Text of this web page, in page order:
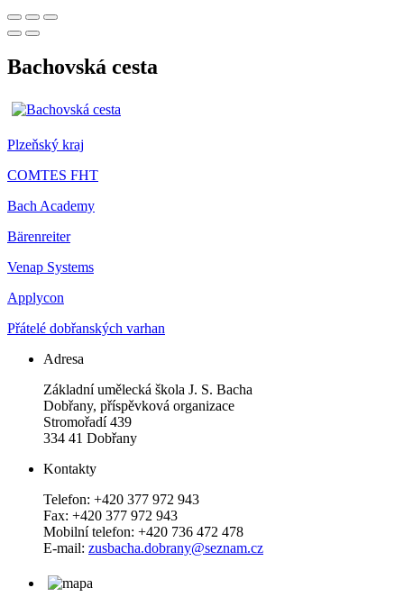
Bachovská cesta
Plzeňský kraj
COMTES FHT
Bach Academy
Bärenreiter
Venap Systems
Applycon
Přátelé dobřanských varhan
Adresa
Základní umělecká škola J. S. Bacha
Dobřany, příspěvková organizace
Stromořadí 439
334 41 Dobřany
Kontakty
Telefon: +420 377 972 943
Fax: +420 377 972 943
Mobilní telefon: +420 736 472 478
E-mail: zusbacha.dobrany@seznam.cz